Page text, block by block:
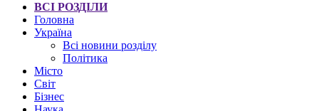
ВСІ РОЗДІЛИ
Головна
Україна
Всі новини розділу
Політика
Місто
Світ
Бізнес